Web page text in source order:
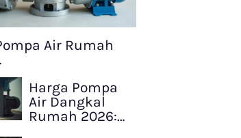
Air Rumah
Harga Pompa
Air Dangkal
Rumah 2026:…